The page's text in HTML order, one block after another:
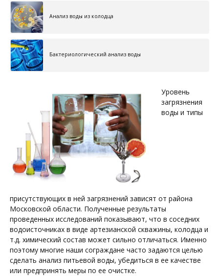
Анализ воды из колодца
Бактериологический анализ воды
Уровень
загрязнения
воды и типы
присутствующих в ней загрязнений зависят от района
Московской области. Полученные результаты
проведенных исследований показывают, что в соседних
водоисточниках в виде артезианской скважины, колодца и
т.д. химический состав может сильно отличаться. Именно
поэтому многие наши сограждане часто задаются целью
сделать анализ питьевой воды, убедиться в ее качестве
или предпринять меры по ее очистке.